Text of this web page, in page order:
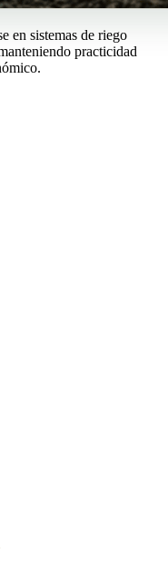
en sistemas de riego
practicidad